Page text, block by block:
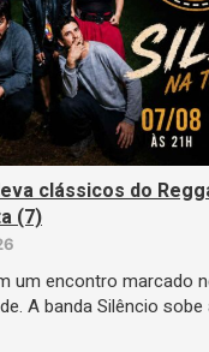
clássicos do
(7)
um encontro marcado
A banda Silêncio